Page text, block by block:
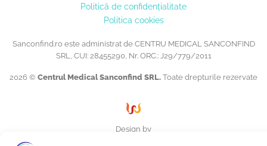
Politică de confidențialitate
Politica cookies
Sanconfind.ro este administrat de CENTRU MEDICAL SANCONFIND
SRL, CUI: 28455290, Nr. ORC.: J29/779/2011
2026 © Centrul Medical Sanconfind SRL. Toate drepturile rezervate
Design by